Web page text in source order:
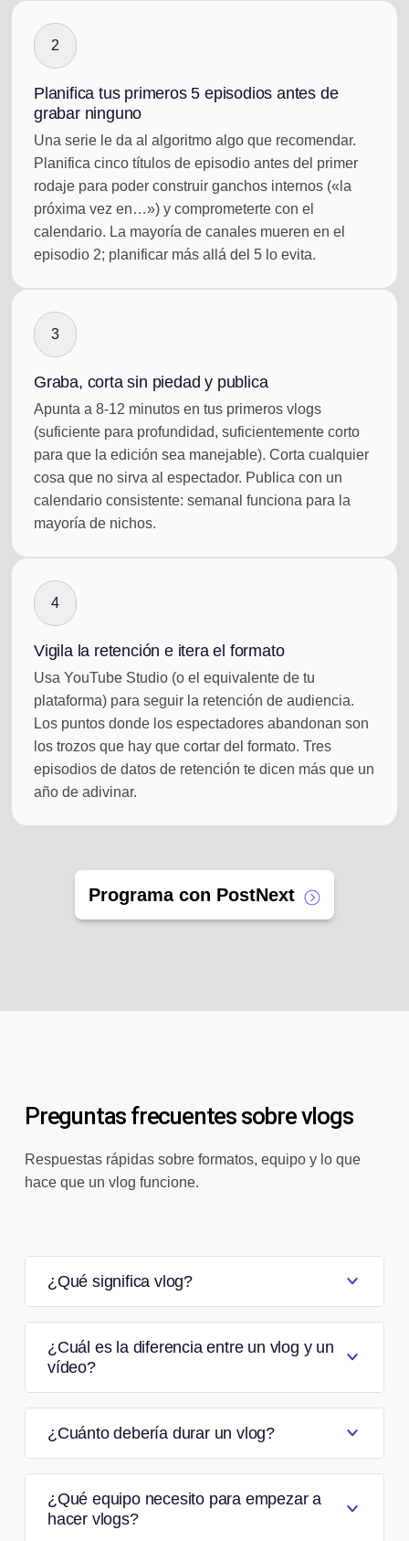
2
Planifica tus primeros 5 episodios antes de
grabar ninguno
Una serie le da al algoritmo algo que recomendar.
Planifica cinco títulos de episodio antes del primer
rodaje para poder construir ganchos internos («la
próxima vez en…») y comprometerte con el
calendario. La mayoría de canales mueren en el
episodio 2; planificar más allá del 5 lo evita.
3
Graba, corta sin piedad y publica
Apunta a 8-12 minutos en tus primeros vlogs
(suficiente para profundidad, suficientemente corto
para que la edición sea manejable). Corta cualquier
cosa que no sirva al espectador. Publica con un
calendario consistente: semanal funciona para la
mayoría de nichos.
4
Vigila la retención e itera el formato
Usa YouTube Studio (o el equivalente de tu
plataforma) para seguir la retención de audiencia.
Los puntos donde los espectadores abandonan son
los trozos que hay que cortar del formato. Tres
episodios de datos de retención te dicen más que un
año de adivinar.
Programa con PostNext
Preguntas frecuentes sobre vlogs
Respuestas rápidas sobre formatos, equipo y lo que
hace que un vlog funcione.
¿Qué significa vlog?
¿Cuál es la diferencia entre un vlog y un
vídeo?
¿Cuánto debería durar un vlog?
¿Qué equipo necesito para empezar a
hacer vlogs?